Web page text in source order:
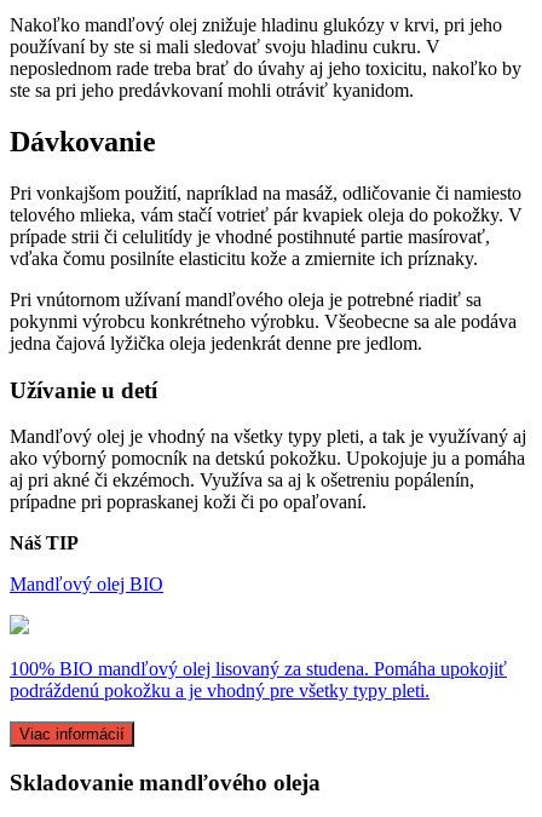
Nakoľko mandľový olej znižuje hladinu glukózy v krvi, pri jeho
používaní by ste si mali sledovať svoju hladinu cukru. V
neposlednom rade treba brať do úvahy aj jeho toxicitu, nakoľko by
ste sa pri jeho predávkovaní mohli otráviť kyanidom.
Dávkovanie
Pri vonkajšom použití, napríklad na masáž, odličovanie či namiesto
telového mlieka, vám stačí votrieť pár kvapiek oleja do pokožky. V
prípade strii či celulitídy je vhodné postihnuté partie masírovať,
vďaka čomu posilníte elasticitu kože a zmiernite ich príznaky.
Pri vnútornom užívaní mandľového oleja je potrebné riadiť sa
pokynmi výrobcu konkrétneho výrobku. Všeobecne sa ale podáva
jedna čajová lyžička oleja jedenkrát denne pre jedlom.
Užívanie u detí
Mandľový olej je vhodný na všetky typy pleti, a tak je využívaný aj
ako výborný pomocník na detskú pokožku. Upokojuje ju a pomáha
aj pri akné či ekzémoch. Využíva sa aj k ošetreniu popálenín,
prípadne pri popraskanej koži či po opaľovaní.
Náš TIP
Mandľový olej BIO
100% BIO mandľový olej lisovaný za studena. Pomáha upokojiť
podráždenú pokožku a je vhodný pre všetky typy pleti.
Viac informácií
Skladovanie mandľového oleja